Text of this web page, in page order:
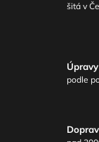
šitá v
podle